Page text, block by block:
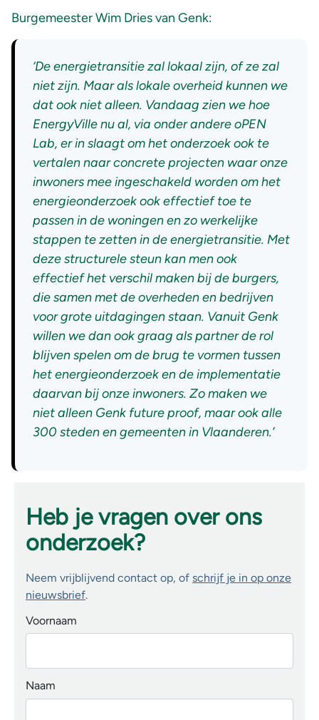
Burgemeester Wim Dries van Genk:
‘De energietransitie zal lokaal zijn, of ze zal
niet zijn. Maar als lokale overheid kunnen we
dat ook niet alleen. Vandaag zien we hoe
EnergyVille nu al, via onder andere oPEN
Lab, er in slaagt om het onderzoek ook te
vertalen naar concrete projecten waar onze
inwoners mee ingeschakeld worden om het
energieonderzoek ook effectief toe te
passen in de woningen en zo werkelijke
stappen te zetten in de energietransitie. Met
deze structurele steun kan men ook
effectief het verschil maken bij de burgers,
die samen met de overheden en bedrijven
voor grote uitdagingen staan. Vanuit Genk
willen we dan ook graag als partner de rol
blijven spelen om de brug te vormen tussen
het energieonderzoek en de implementatie
daarvan bij onze inwoners. Zo maken we
niet alleen Genk future proof, maar ook alle
300 steden en gemeenten in Vlaanderen.’
Heb je vragen over ons
onderzoek?
Neem vrijblijvend contact op, of schrijf je in op onze
nieuwsbrief.
Voornaam
Naam